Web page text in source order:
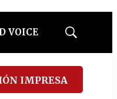
VOICE
Mostrar
IMPRESA